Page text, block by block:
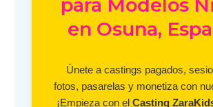
para Modelos
en Osuna,
Únete a castings pagados,
fotos, pasarelas y monetiza con
¡Empieza con el Casting